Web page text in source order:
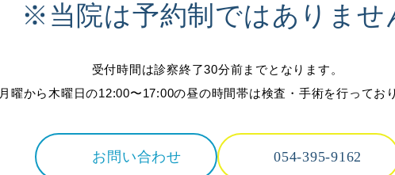
※当院は予約制ではありませ
受付時間は診察終了30分前までとなります。
月曜から木曜日の12:00〜17:00の昼の時間帯は検査・手術を行ってお
お問い合わせ 054-395-9162